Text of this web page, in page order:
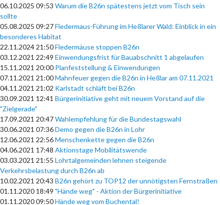
06.10.2025 09:53 Warum die B26n spätestens jetzt vom Tisch sein
sollte
05.08.2025 09:27Fledermaus-Führung im Heßlarer Wald: Einblick in ein
besonderes Habitat
22.11.2024 21:50Fledermäuse stoppen B26n
03.12.2021 22:49 Einwendungsfrist für Bauabschnitt 1 abgelaufen
15.11.2021 20:00 Planfeststellung & Einwendungen
07.11.2021 21:00Mahnfeuer gegen die B26n in Heßlar am 07.11.2021
04.11.2021 21:02 Karlstadt schläft bei B26n
30.09.2021 12:41 Bürgerinitiative geht mit neuem Vorstand auf die
"Zielgerade"
17.09.2021 20:47Wahlempfehlung für die Bundestagswahl
30.06.2021 07:36Demo gegen die B26n in Lohr
12.06.2021 22:56Menschenkette gegen die B26n
04.06.2021 17:48 Aktionstage Mobilitätswende
03.03.2021 21:55 Lohrtalgemeinden lehnen steigende
Verkehrsbelastung durch B26n ab
10.02.2021 20:43 B26n gehört zu TOP12 der unnötigsten Fernstraßen
01.11.2020 18:49 "Hände weg" - Aktion der Bürgerinitiative
01.11.2020 09:50Hände weg vom Buchental!